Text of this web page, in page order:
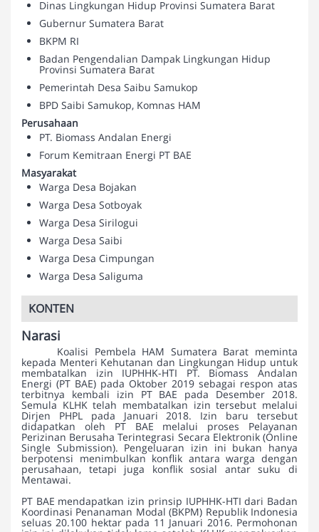
Dinas Lingkungan Hidup Provinsi Sumatera Barat
Gubernur Sumatera Barat
BKPM RI
Badan Pengendalian Dampak Lingkungan Hidup
Provinsi Sumatera Barat
Pemerintah Desa Saibu Samukop
BPD Saibi Samukop, Komnas HAM
Perusahaan
PT. Biomass Andalan Energi
Forum Kemitraan Energi PT BAE
Masyarakat
Warga Desa Bojakan
Warga Desa Sotboyak
Warga Desa Sirilogui
Warga Desa Saibi
Warga Desa Cimpungan
Warga Desa Saliguma
KONTEN
Narasi
Koalisi Pembela HAM Sumatera Barat meminta
kepada Menteri Kehutanan dan Lingkungan Hidup untuk
membatalkan izin IUPHHK-HTI PT. Biomass Andalan
Energi (PT BAE) pada Oktober 2019 sebagai respon atas
terbitnya kembali izin PT BAE pada Desember 2018.
Semula KLHK telah membatalkan izin tersebut melalui
Dirjen PHPL pada Januari 2018. Izin baru tersebut
didapatkan oleh PT BAE melalui proses Pelayanan
Perizinan Berusaha Terintegrasi Secara Elektronik (Online
Single Submission). Pengeluaran izin ini bukan hanya
berpotensi menimbulkan konflik antara warga dengan
perusahaan, tetapi juga konflik sosial antar suku di
Mentawai.
PT BAE mendapatkan izin prinsip IUPHHK-HTI dari Badan
Koordinasi Penanaman Modal (BKPM) Republik Indonesia
seluas 20.100 hektar pada 11 Januari 2016. Permohonan